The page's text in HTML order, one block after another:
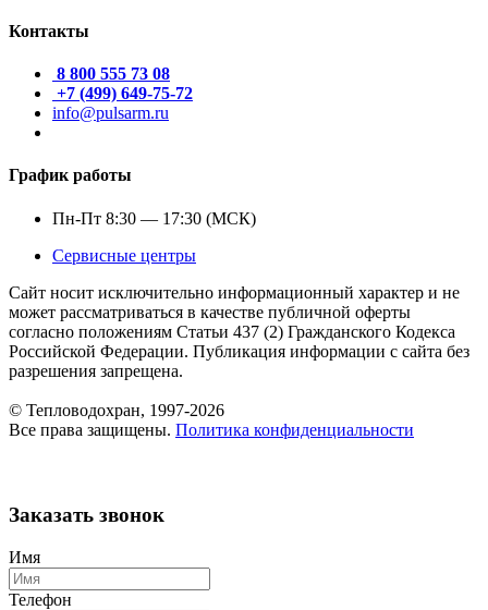
Контакты
8 800 555 73 08
+7 (499) 649-75-72
info@pulsarm.ru
График работы
Пн-Пт 8:30 — 17:30 (МСК)
Сервисные центры
Сайт носит исключительно информационный характер и не
может рассматриваться в качестве публичной оферты
согласно положениям Статьи 437 (2) Гражданского Кодекса
Российской Федерации. Публикация информации с сайта без
разрешения запрещена.
© Тепловодохран, 1997-2026
Все права защищены. Политика конфиденциальности
Заказать звонок
Имя
Телефон